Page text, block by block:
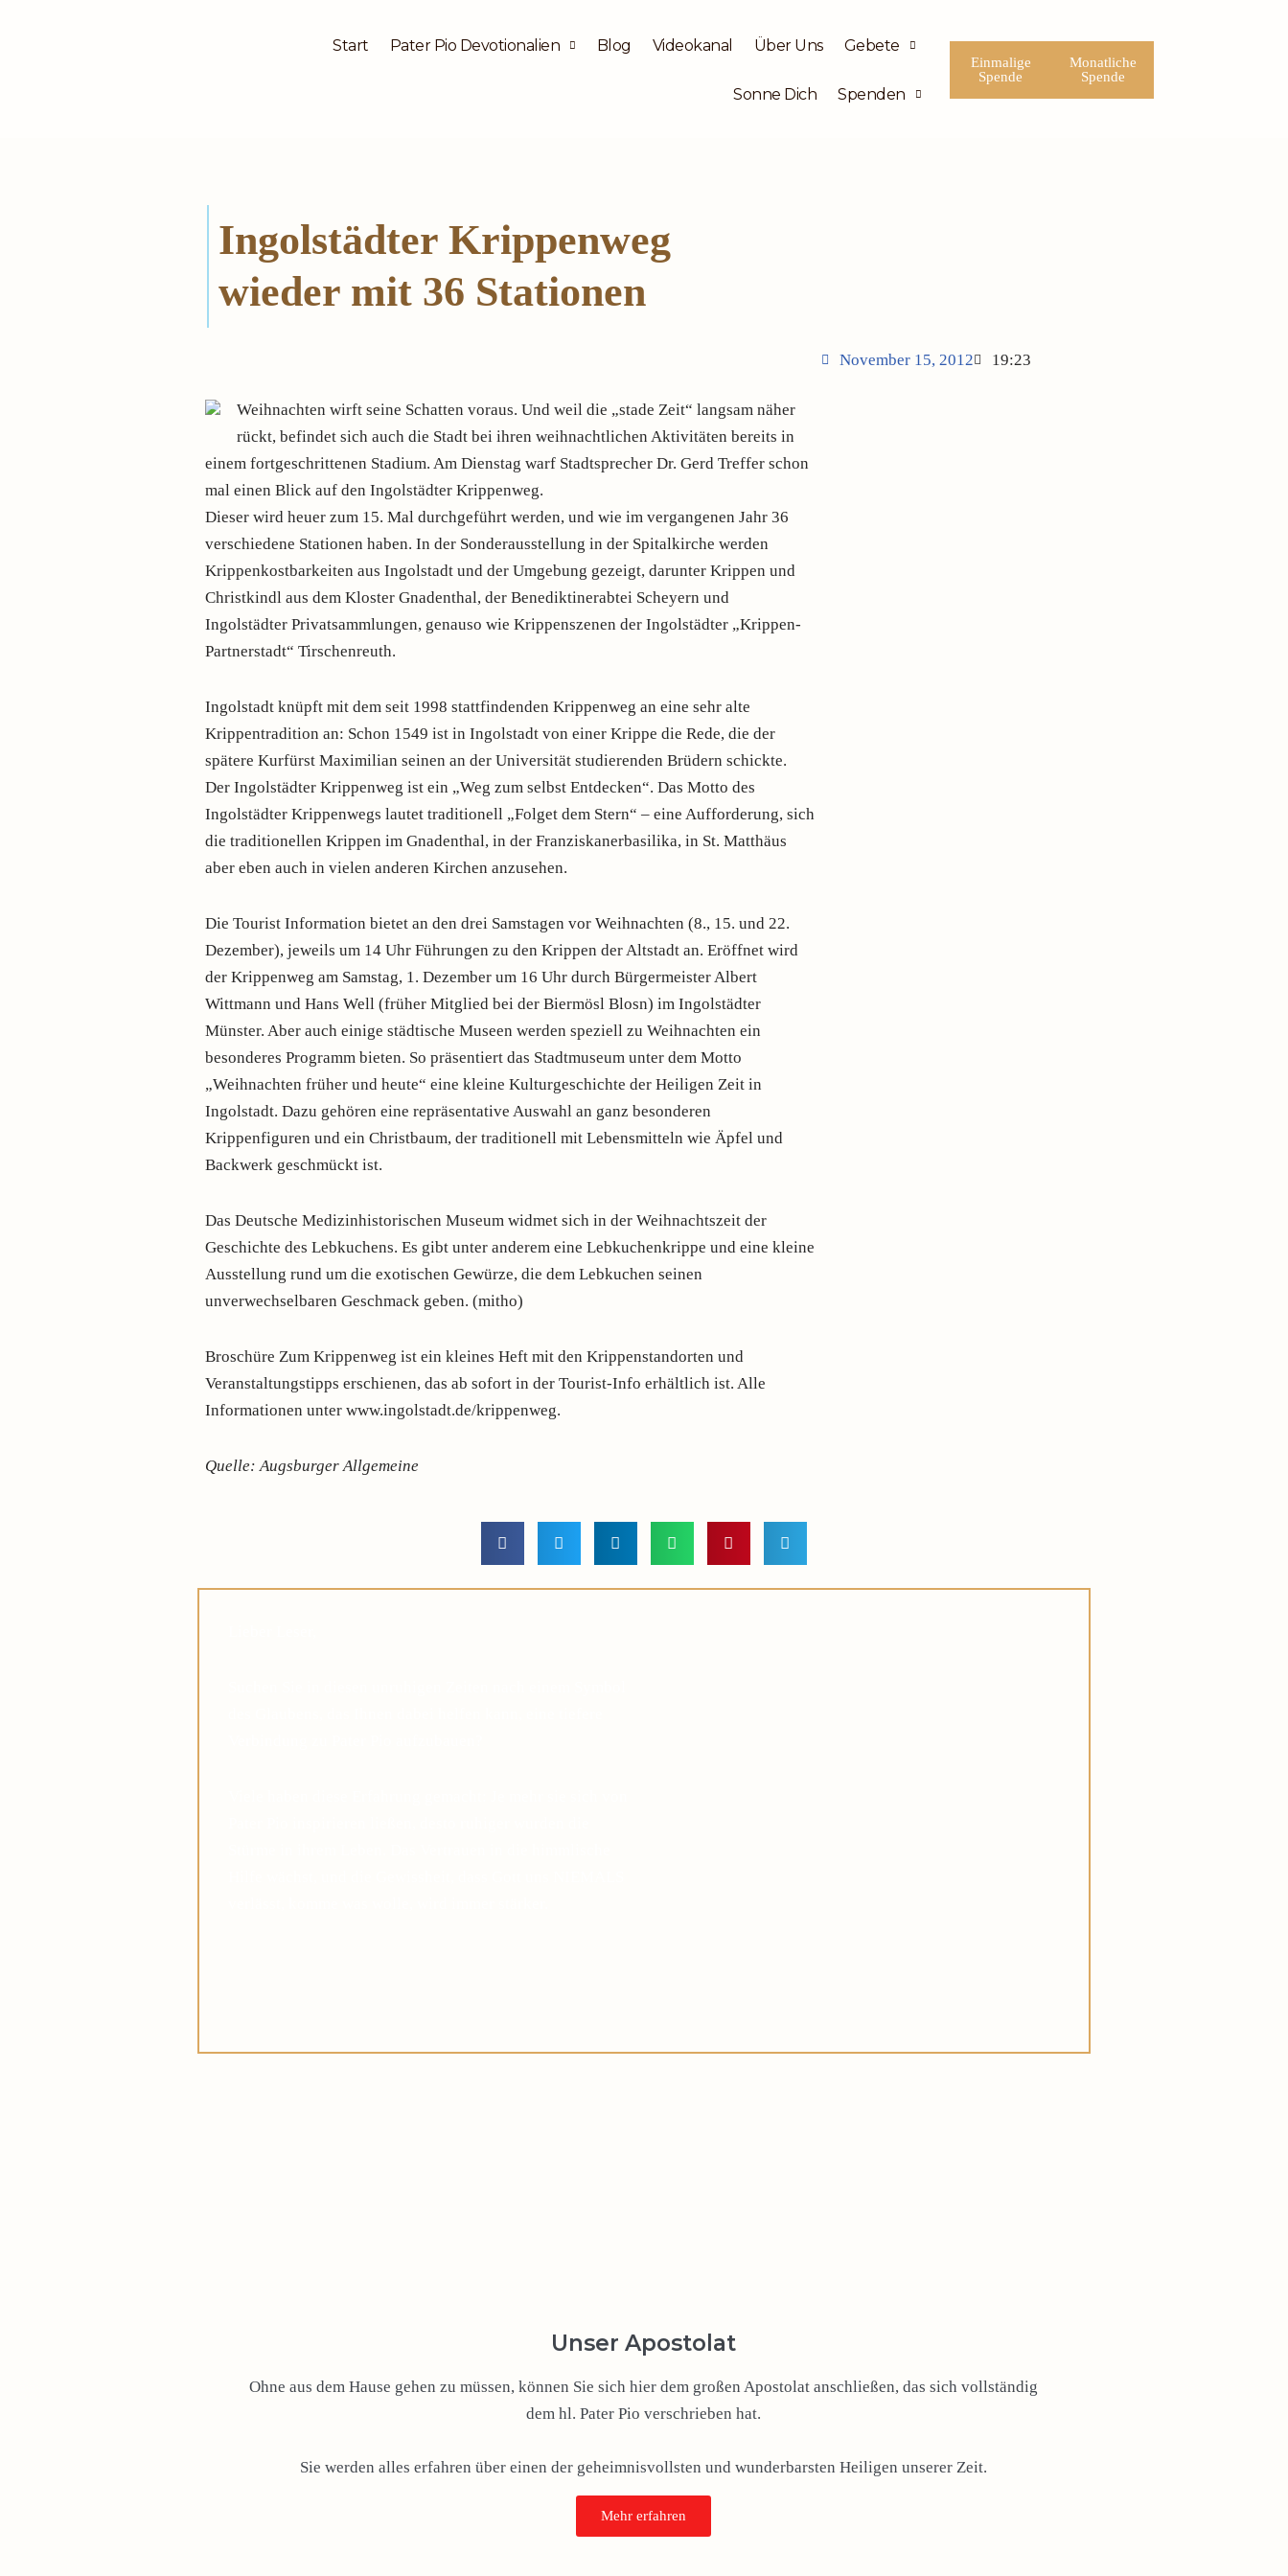
Start Pater Pio Devotionalien Blog Videokanal Über Uns Gebete
Sonne Dich Spenden
Einmalige
Spende
Monatliche
Spende
Ingolstädter Krippenweg
wieder mit 36 Stationen
November 15, 2012 19:23
Weihnachten wirft seine Schatten voraus. Und weil die „stade Zeit“ langsam näher
rückt, befindet sich auch die Stadt bei ihren weihnachtlichen Aktivitäten bereits in
einem fortgeschrittenen Stadium. Am Dienstag warf Stadtsprecher Dr. Gerd Treffer schon
mal einen Blick auf den Ingolstädter Krippenweg.
Dieser wird heuer zum 15. Mal durchgeführt werden, und wie im vergangenen Jahr 36
verschiedene Stationen haben. In der Sonderausstellung in der Spitalkirche werden
Krippenkostbarkeiten aus Ingolstadt und der Umgebung gezeigt, darunter Krippen und
Christkindl aus dem Kloster Gnadenthal, der Benediktinerabtei Scheyern und
Ingolstädter Privatsammlungen, genauso wie Krippenszenen der Ingolstädter „Krippen-
Partnerstadt“ Tirschenreuth.
Ingolstadt knüpft mit dem seit 1998 stattfindenden Krippenweg an eine sehr alte
Krippentradition an: Schon 1549 ist in Ingolstadt von einer Krippe die Rede, die der
spätere Kurfürst Maximilian seinen an der Universität studierenden Brüdern schickte.
Der Ingolstädter Krippenweg ist ein „Weg zum selbst Entdecken“. Das Motto des
Ingolstädter Krippenwegs lautet traditionell „Folget dem Stern“ – eine Aufforderung, sich
die traditionellen Krippen im Gnadenthal, in der Franziskanerbasilika, in St. Matthäus
aber eben auch in vielen anderen Kirchen anzusehen.
Die Tourist Information bietet an den drei Samstagen vor Weihnachten (8., 15. und 22.
Dezember), jeweils um 14 Uhr Führungen zu den Krippen der Altstadt an. Eröffnet wird
der Krippenweg am Samstag, 1. Dezember um 16 Uhr durch Bürgermeister Albert
Wittmann und Hans Well (früher Mitglied bei der Biermösl Blosn) im Ingolstädter
Münster. Aber auch einige städtische Museen werden speziell zu Weihnachten ein
besonderes Programm bieten. So präsentiert das Stadtmuseum unter dem Motto
„Weihnachten früher und heute“ eine kleine Kulturgeschichte der Heiligen Zeit in
Ingolstadt. Dazu gehören eine repräsentative Auswahl an ganz besonderen
Krippenfiguren und ein Christbaum, der traditionell mit Lebensmitteln wie Äpfel und
Backwerk geschmückt ist.
Das Deutsche Medizinhistorischen Museum widmet sich in der Weihnachtszeit der
Geschichte des Lebkuchens. Es gibt unter anderem eine Lebkuchenkrippe und eine kleine
Ausstellung rund um die exotischen Gewürze, die dem Lebkuchen seinen
unverwechselbaren Geschmack geben. (mitho)
Broschüre Zum Krippenweg ist ein kleines Heft mit den Krippenstandorten und
Veranstaltungstipps erschienen, das ab sofort in der Tourist-Info erhältlich ist. Alle
Informationen unter www.ingolstadt.de/krippenweg.
Quelle: Augsburger Allgemeine
Unser Apostolat
Ohne aus dem Hause gehen zu müssen, können Sie sich hier dem großen Apostolat anschließen, das sich vollständig
dem hl. Pater Pio verschrieben hat.
Sie werden alles erfahren über einen der geheimnisvollsten und wunderbarsten Heiligen unserer Zeit.
Mehr erfahren